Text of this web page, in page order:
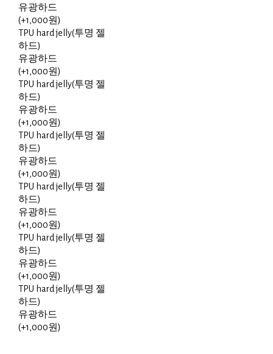
유광하드
(+1,000원)
TPU hard jelly(투명 젤
하드)
유광하드
(+1,000원)
TPU hard jelly(투명 젤
하드)
유광하드
(+1,000원)
TPU hard jelly(투명 젤
하드)
유광하드
(+1,000원)
TPU hard jelly(투명 젤
하드)
유광하드
(+1,000원)
TPU hard jelly(투명 젤
하드)
유광하드
(+1,000원)
TPU hard jelly(투명 젤
하드)
유광하드
(+1,000원)